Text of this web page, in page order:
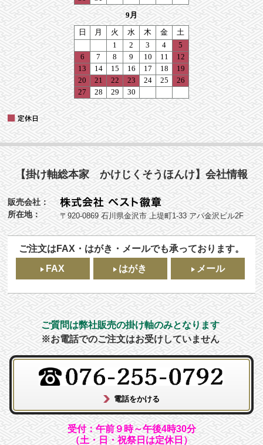
【掛け軸総本家 かけじくそうほんけ】会社情報
販売会社：
所在地：
〒920-0869 石川県金沢市 上堤町1-33 アパ金沢ビル2F
ご注文はFAX・はがき・メールでも承っております。
FAX
はがき メール
ご質問は弊社販売の掛け軸のみとなります
※お電話でのご注文はお受けしていません
受付：午前９時～午後4時30分
（土・日・祝祭日は定休日）